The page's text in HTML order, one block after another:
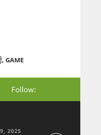
GAME
Follow:
2025